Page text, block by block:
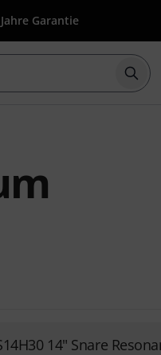
Garantie
14" Snare